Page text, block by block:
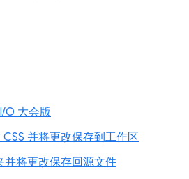
O 大会版
并将更改保存到工作区
并将更改保存回源文件